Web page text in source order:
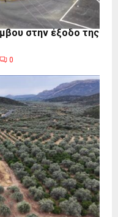
στην έξοδο της
0